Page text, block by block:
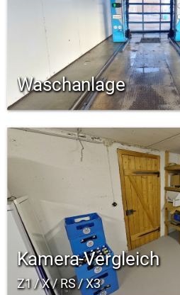
Waschanlage
Kamera-Vergleich
Z1 / X / RS / X3